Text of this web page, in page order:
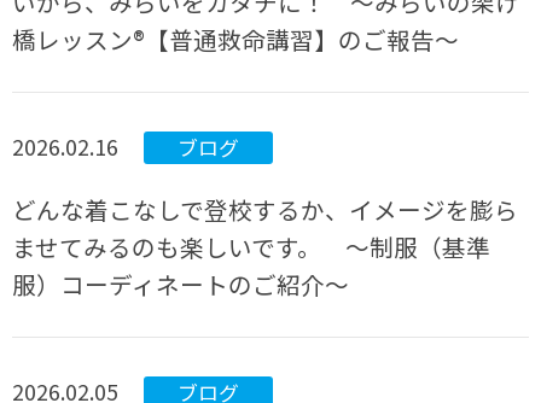
橋レッスン®【普通救命講習】のご報告～
2026.02.16 ブログ
どんな着こなしで登校するか、イメージを膨ら
ませてみるのも楽しいです。 ～制服（基準
服）コーディネートのご紹介～
2026.02.05 ブログ